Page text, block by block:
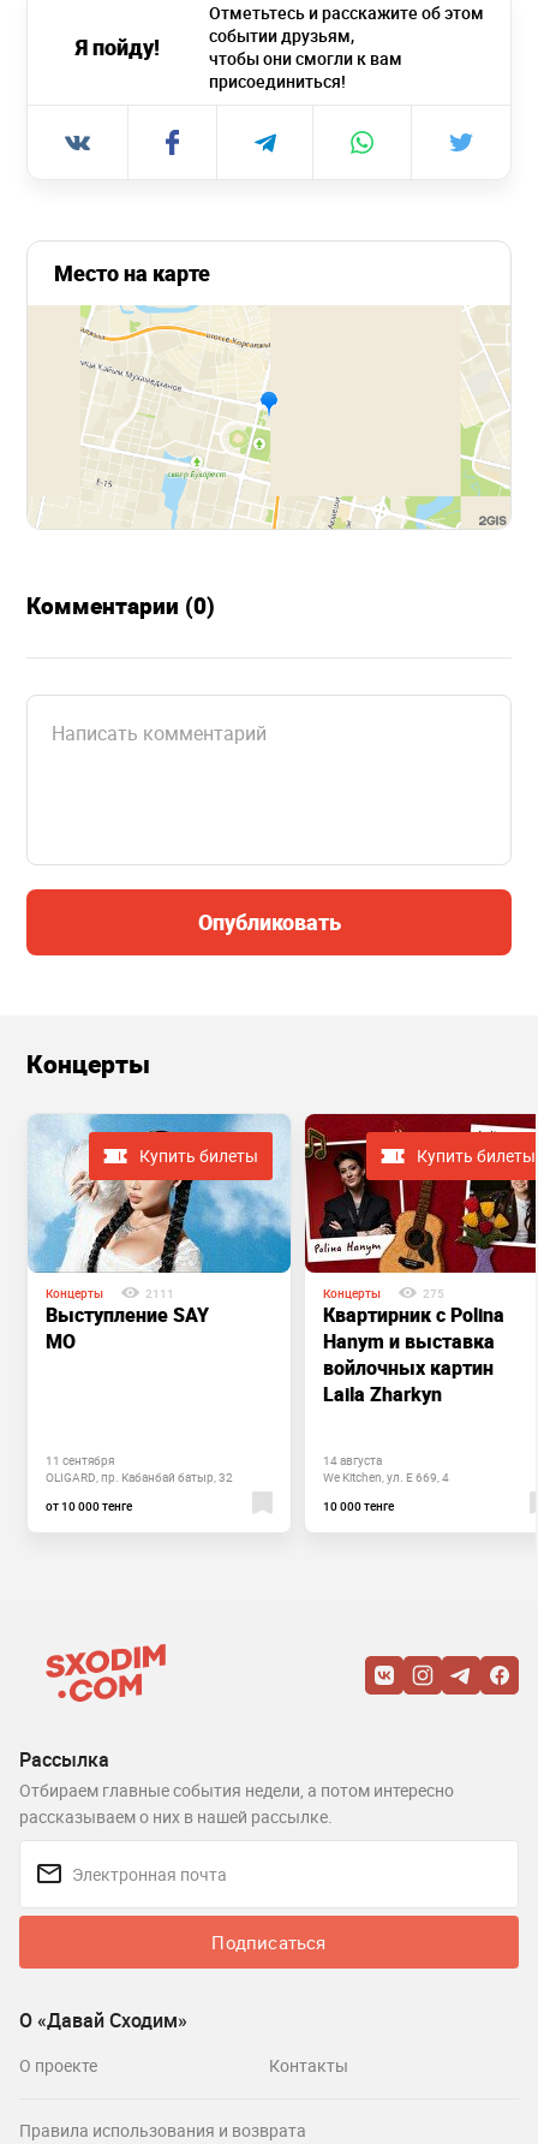
Я пойду!
Отметьтесь и расскажите об этом
событии друзьям,
чтобы они смогли к вам
присоединиться!
Место на карте
Комментарии (0)
Опубликовать
Концерты
Купить билеты
Концерты 2111
Выступление SAY
MO
11 сентября
OLIGARD, пр. Кабанбай батыр, 32
от 10 000 тенге
Купить билеты
Концерты 275
Квартирник с Polina
Hanym и выставка
войлочных картин
Laila Zharkyn
14 августа
We Kitchen, ул. Е 669, 4
10 000 тенге
Рассылка
Отбираем главные события недели, а потом интересно
рассказываем о них в нашей рассылке.
Подписаться
О «Давай Сходим»
О проекте Контакты
Правила использования и возврата